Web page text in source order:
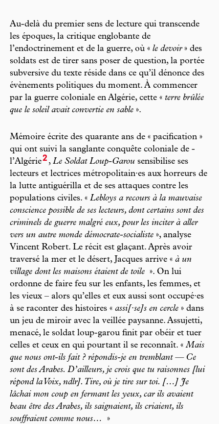
Au-delà du premier sens de lecture qui transcende
les époques, la critique englobante de
l’endoctrinement et de la guerre, où « le devoir» des
soldats est de tirer sans poser de question, la portée
subversive du texte réside dans ce qu’il dénonce des
évènements politiques du moment. À commencer
par la guerre coloniale en Algérie, cette « terre brûlée
que le soleil avait convertie en sable ».
Mémoire écrite des quarante ans de « pacification »
qui ont suivi la sanglante conquête coloniale de ­
l’Algérie2 , Le Soldat Loup-Garou sensibilise ses
lecteurs et lectrices métropolitain·es aux horreurs de
la lutte antiguérilla et de ses attaques contre les
populations civiles. « Lebloys a recours à la mauvaise
conscience possible de ses lecteurs, dont certains sont des
criminels de guerre malgré eux, pour les inciter à aller
vers un autre monde démocrate-socialiste », analyse
Vincent Robert. Le récit est glaçant. Après avoir
traversé la mer et le désert, Jacques arrive « à un
village dont les maisons étaient de toile ». On lui
ordonne de faire feu sur les enfants, les femmes, et
les vieux – alors qu’elles et eux aussi sont occupé·es
à se raconter des histoires « assi[·se]s en cercle » dans
un jeu de miroir avec la veillée paysanne. Assujetti,
menacé, le soldat loup-garou finit par obéir et tuer
celles et ceux en qui pourtant il se reconnaît. «Mais
que nous ont-ils fait ? répondis-je en tremblant — Ce
sont des Arabes. D’ailleurs, je crois que tu raisonnes [lui
répond la Voix, ndlr]. Tire, où je tire sur toi. […] Je
lâchai mon coup en fermant les yeux, car ils avaient
beau être des Arabes, ils saignaient, ils criaient, ils
souffraient comme nous…
»